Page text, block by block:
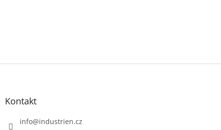
Z
Kontakt
info@industrien.cz